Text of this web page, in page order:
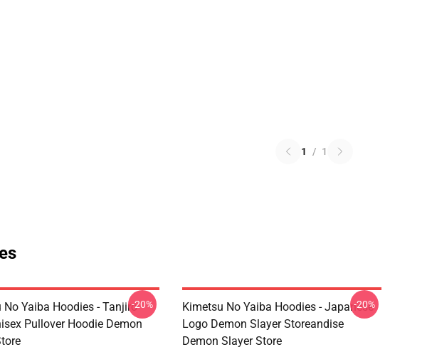
1 / 1
No Yaiba Hoodies - Tanjiro
Pullover Hoodie Demon
-20%
Kimetsu No Yaiba Hoodies - Japanese
Logo Demon Slayer Storeandise
Demon Slayer Store
-20%